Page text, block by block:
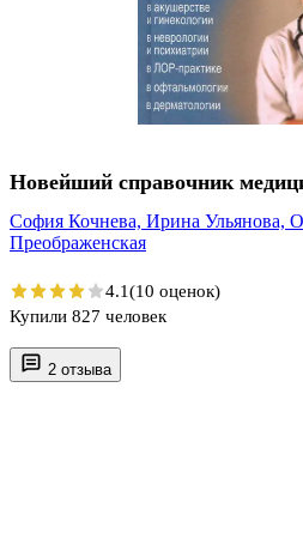
2 отзыва
Новейший справочник
София Кочнева, Ирина Ульянова,
Преображенская
4.1(10 оценок)
Купили 827 человек